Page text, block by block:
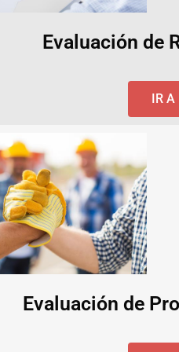
Evaluación de
IR A
Evaluación de